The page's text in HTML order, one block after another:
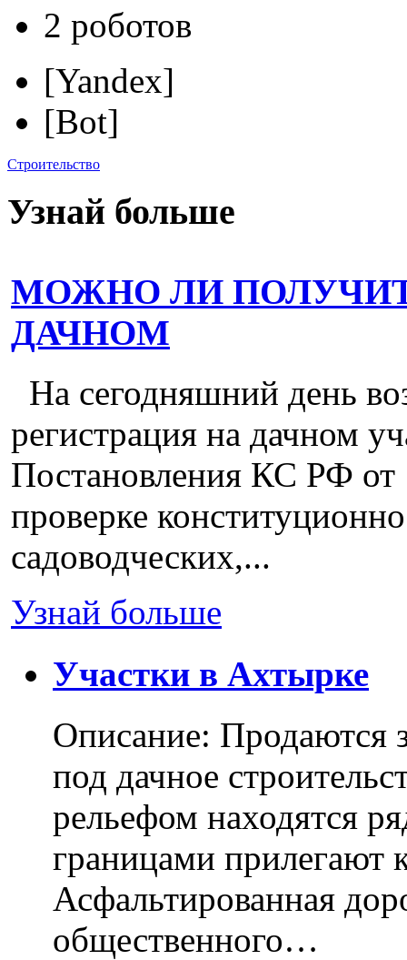
2 роботов
[Yandex]
[Bot]
Строительство
Узнай больше
МОЖНО ЛИ
ДАЧНОМ
На сегодняшний день
регистрация на дачном
Постановления КС РФ
проверке
садоводческих,...
Узнай больше
Участки в Ахтырке
Описание: Продаются
под дачное
рельефом находятся
границами прилегают
Асфальтированная
общественного…